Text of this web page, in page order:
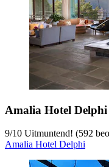
Amalia Hotel Delphi
9/10 Uitmuntend! (592
Amalia Hotel Delphi